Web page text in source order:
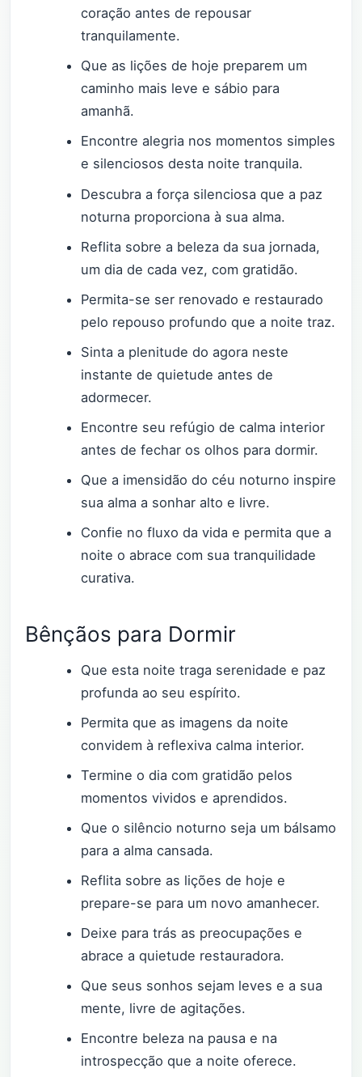
coração antes de repousar
tranquilamente.
Que as lições de hoje preparem um
caminho mais leve e sábio para
amanhã.
Encontre alegria nos momentos simples
e silenciosos desta noite tranquila.
Descubra a força silenciosa que a paz
noturna proporciona à sua alma.
Reflita sobre a beleza da sua jornada,
um dia de cada vez, com gratidão.
Permita-se ser renovado e restaurado
pelo repouso profundo que a noite traz.
Sinta a plenitude do agora neste
instante de quietude antes de
adormecer.
Encontre seu refúgio de calma interior
antes de fechar os olhos para dormir.
Que a imensidão do céu noturno inspire
sua alma a sonhar alto e livre.
Confie no fluxo da vida e permita que a
noite o abrace com sua tranquilidade
curativa.
Bênçãos para Dormir
Que esta noite traga serenidade e paz
profunda ao seu espírito.
Permita que as imagens da noite
convidem à reflexiva calma interior.
Termine o dia com gratidão pelos
momentos vividos e aprendidos.
Que o silêncio noturno seja um bálsamo
para a alma cansada.
Reflita sobre as lições de hoje e
prepare-se para um novo amanhecer.
Deixe para trás as preocupações e
abrace a quietude restauradora.
Que seus sonhos sejam leves e a sua
mente, livre de agitações.
Encontre beleza na pausa e na
introspecção que a noite oferece.